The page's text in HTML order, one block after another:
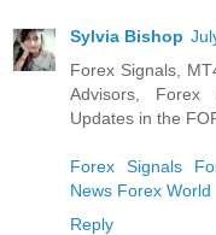
Sylvia Bishop
Forex Signals,
Advisors, Forex
Updates in the
Forex Signals
News Forex World
Reply